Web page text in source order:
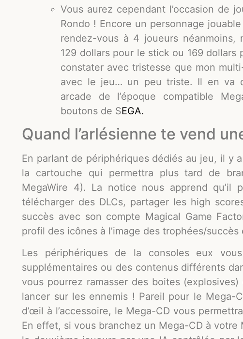
Vous aurez cependant l’occasion de
Rondo ! Encore un personnage
rendez-vous à 4 joueurs néanmoins,
129 dollars pour le stick ou 169 dollars
constater avec tristesse que mon
avec le jeu… un peu triste. Il en va
arcade de l’époque compatible
boutons de SEGA.
Quand l’arlésienne te vend
En parlant de périphériques dédiés au jeu, il y
la cartouche qui permettra plus tard de
MegaWire 4). La notice nous apprend
télécharger des DLCs, partager les high
succès avec son compte Magical Game
profil des icônes à l’image des trophées/
Les périphériques de la consoles eux
supplémentaires ou des contenus différents
vous pourrez ramasser des boites
lancer sur les ennemis ! Pareil pour le Mega-
d’œil à l’accessoire, le Mega-CD vous
En effet, si vous branchez un Mega-CD à